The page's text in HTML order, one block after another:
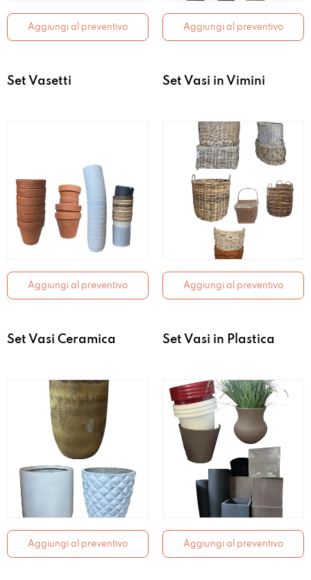
Aggiungi al preventivo Aggiungi al preventivo
Set Vasetti
Aggiungi al preventivo
Set Vasi in Vimini
Aggiungi al preventivo
Set Vasi Ceramica
Aggiungi al preventivo
Set Vasi in Plastica
Aggiungi al preventivo